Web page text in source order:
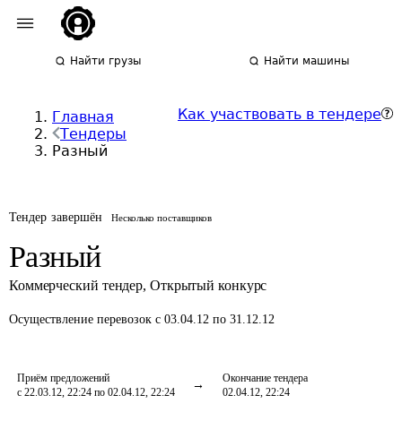
Найти грузы Найти машины
Главная
Тендеры
Разный
Как участвовать в тендере
Тендер завершён Несколько поставщиков
Разный
Коммерческий тендер, Открытый конкурс
Осуществление перевозок с 03.04.12 по 31.12.12
Приём предложений
с 22.03.12, 22:24 по 02.04.12, 22:24
Окончание тендера
02.04.12, 22:24